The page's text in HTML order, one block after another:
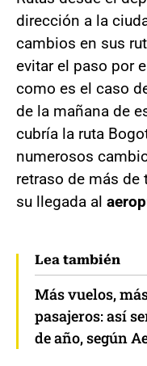
dirección a la
cambios en sus
evitar el paso por
como es el caso
de la mañana de
cubría la ruta
numerosos
retraso de más de
su llegada al
Lea también
Más vuelos,
pasajeros: así
de año, según